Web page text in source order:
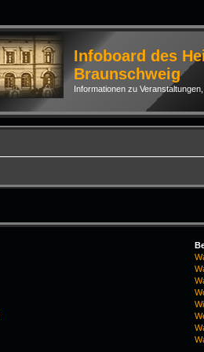
Infoboard des
Braunschweig
Informationen zu